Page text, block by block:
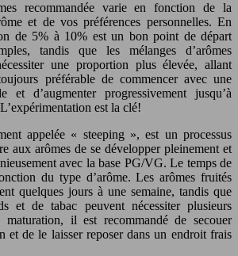
recommandée varie en fonction de la
et de vos préférences personnelles. En
de 5% à 10% est un bon point de départ
tandis que les mélanges d’arômes
une proportion plus élevée, allant
préférable de commencer avec une
et d’augmenter progressivement jusqu’à
est la clé!
appelée « steeping », est un processus
aux arômes de se développer pleinement et
avec la base PG/VG. Le temps de
du type d’arôme. Les arômes fruités
quelques jours à une semaine, tandis que
et de tabac peuvent nécessiter plusieurs
maturation, il est recommandé de secouer
et de le laisser reposer dans un endroit frais